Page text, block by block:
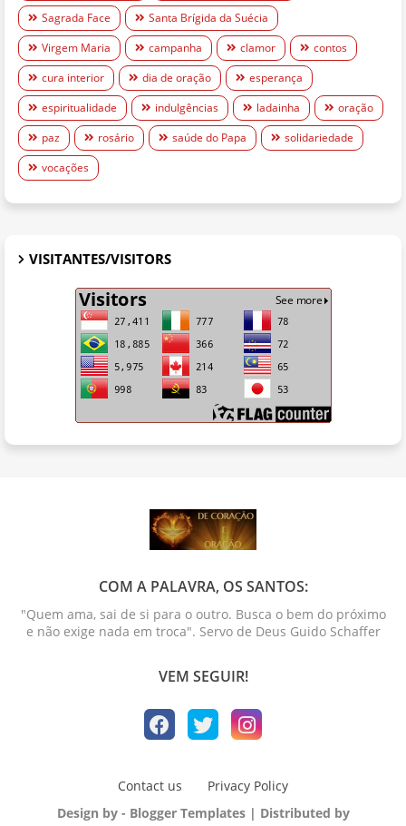
Sagrada Face
Santa Brígida da Suécia
Virgem Maria
campanha clamor
contos
cura interior
dia de oração
esperança
espiritualidade
indulgências ladainha
oração
paz
rosário saúde do Papa
solidariedade
vocações
VISITANTES/VISITORS
COM A PALAVRA, OS SANTOS:
"Quem ama, sai de si para o outro. Busca o bem do próximo
e não exige nada em troca". Servo de Deus Guido Schaffer
VEM SEGUIR!
Contact us
Privacy Policy
Design by - Blogger Templates | Distributed by